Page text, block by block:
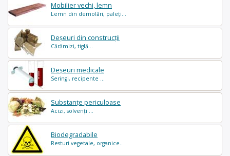
Mobilier vechi, lemn
Lemn din demolări, paleți...
Deșeuri din construcții
Cărămizi, tiglă...
Deșeuri medicale
Seringi, recipente ...
Substanțe periculoase
Acizi, solvenți ...
Biodegradabile
Resturi vegetale, organice..